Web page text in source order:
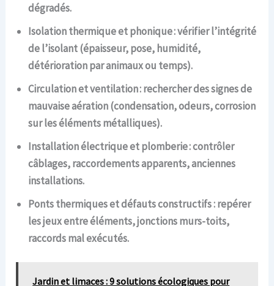
dégradés.
Isolation thermique et phonique : vérifier l’intégrité
de l’isolant (épaisseur, pose, humidité,
détérioration par animaux ou temps).
Circulation et ventilation : rechercher des signes de
mauvaise aération (condensation, odeurs, corrosion
sur les éléments métalliques).
Installation électrique et plomberie : contrôler
câblages, raccordements apparents, anciennes
installations.
Ponts thermiques et défauts constructifs : repérer
les jeux entre éléments, jonctions murs-toits,
raccords mal exécutés.
Jardin et limaces : 9 solutions écologiques pour